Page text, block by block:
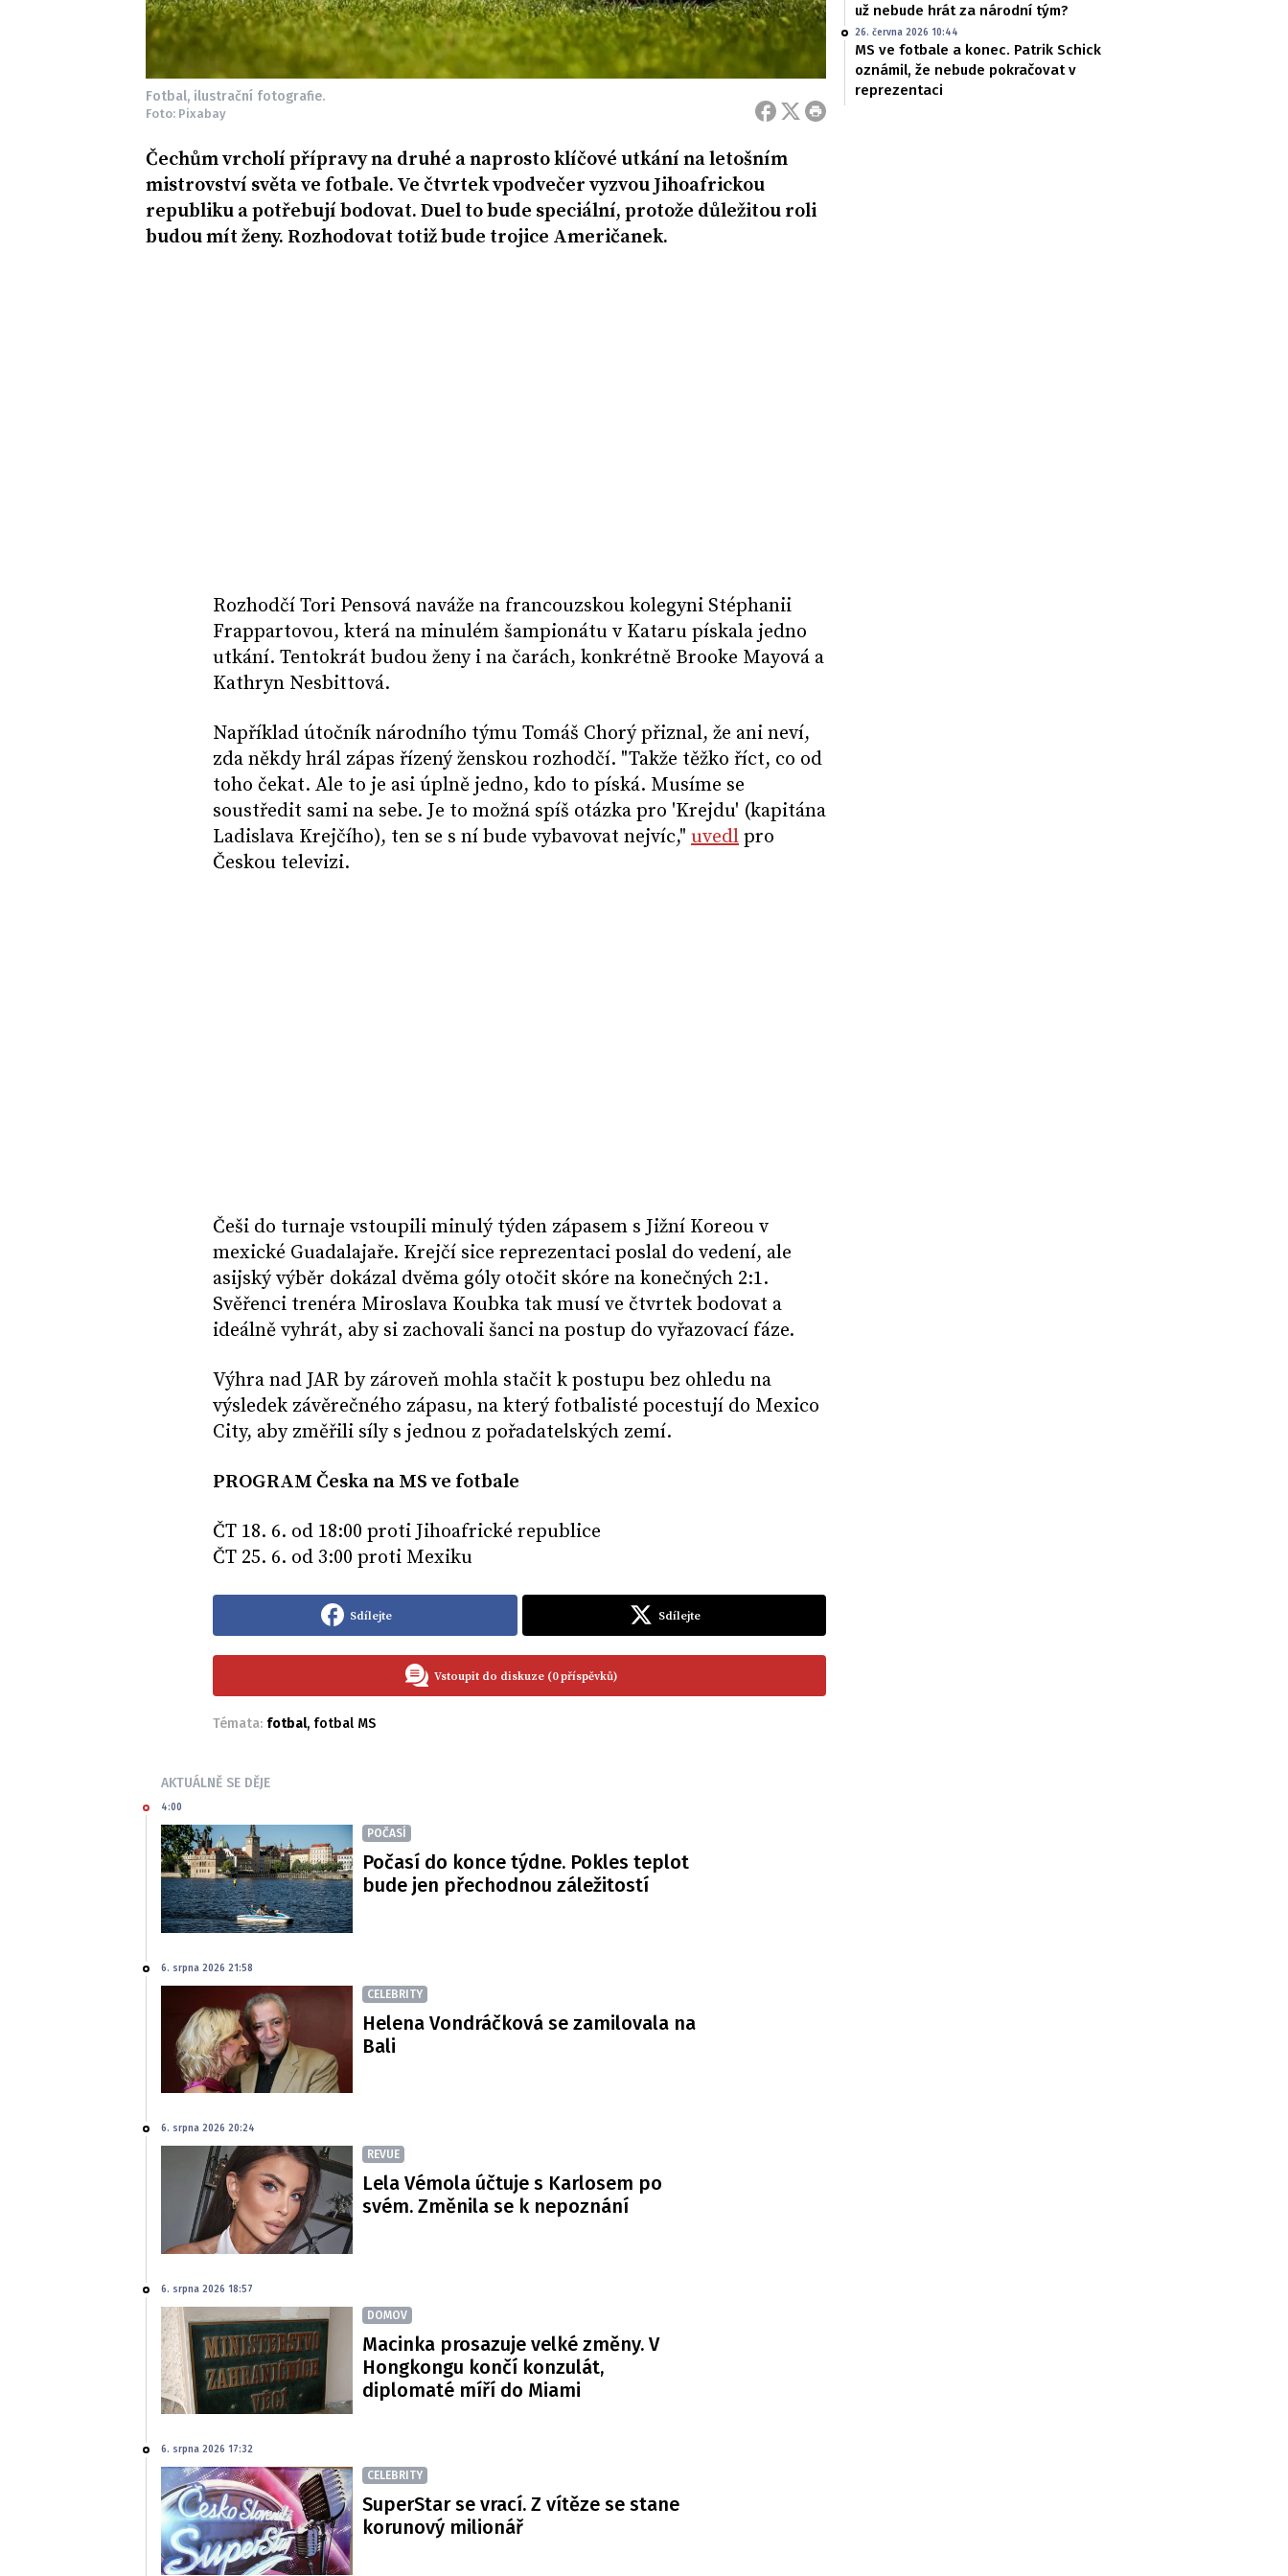
Fotbal, ilustrační fotografie.
Foto: Pixabay
Čechům vrcholí přípravy na druhé a naprosto klíčové utkání na letošním
mistrovství světa ve fotbale. Ve čtvrtek vpodvečer vyzvou Jihoafrickou
republiku a potřebují bodovat. Duel to bude speciální, protože důležitou roli
budou mít ženy. Rozhodovat totiž bude trojice Američanek.
Rozhodčí Tori Pensová naváže na francouzskou kolegyni Stéphanii
Frappartovou, která na minulém šampionátu v Kataru pískala jedno
utkání. Tentokrát budou ženy i na čarách, konkrétně Brooke Mayová a
Kathryn Nesbittová.
Například útočník národního týmu Tomáš Chorý přiznal, že ani neví,
zda někdy hrál zápas řízený ženskou rozhodčí. "Takže těžko říct, co od
toho čekat. Ale to je asi úplně jedno, kdo to píská. Musíme se
soustředit sami na sebe. Je to možná spíš otázka pro 'Krejdu' (kapitána
Ladislava Krejčího), ten se s ní bude vybavovat nejvíc," uvedl pro
Českou televizi.
Češi do turnaje vstoupili minulý týden zápasem s Jižní Koreou v
mexické Guadalajaře. Krejčí sice reprezentaci poslal do vedení, ale
asijský výběr dokázal dvěma góly otočit skóre na konečných 2:1.
Svěřenci trenéra Miroslava Koubka tak musí ve čtvrtek bodovat a
ideálně vyhrát, aby si zachovali šanci na postup do vyřazovací fáze.
Výhra nad JAR by zároveň mohla stačit k postupu bez ohledu na
výsledek závěrečného zápasu, na který fotbalisté pocestují do Mexico
City, aby změřili síly s jednou z pořadatelských zemí.
PROGRAM Česka na MS ve fotbale
ČT 18. 6. od 18:00 proti Jihoafrické republice
ČT 25. 6. od 3:00 proti Mexiku
Sdílejte Sdílejte
Vstoupit do diskuze (0 příspěvků)
Témata: fotbal, fotbal MS
už nebude hrát za národní tým?
26. června 2026 10:44
MS ve fotbale a konec. Patrik Schick
oznámil, že nebude pokračovat v
reprezentaci
AKTUÁLNĚ SE DĚJE
4:00
POČASÍ
Počasí do konce týdne. Pokles teplot
bude jen přechodnou záležitostí
6. srpna 2026 21:58
CELEBRITY
Helena Vondráčková se zamilovala na
Bali
6. srpna 2026 20:24
REVUE
Lela Vémola účtuje s Karlosem po
svém. Změnila se k nepoznání
6. srpna 2026 18:57
DOMOV
Macinka prosazuje velké změny. V
Hongkongu končí konzulát,
diplomaté míří do Miami
6. srpna 2026 17:32
CELEBRITY
SuperStar se vrací. Z vítěze se stane
korunový milionář